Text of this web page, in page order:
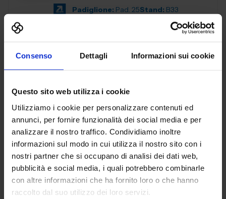
Consenso Dettagli Informazioni sui cookie
Questo sito web utilizza i cookie
Utilizziamo i cookie per personalizzare contenuti ed
annunci, per fornire funzionalità dei social media e per
analizzare il nostro traffico. Condividiamo inoltre
informazioni sul modo in cui utilizza il nostro sito con i
nostri partner che si occupano di analisi dei dati web,
pubblicità e social media, i quali potrebbero combinarle
con altre informazioni che ha fornito loro o che hanno
raccolto dal suo utilizzo dei loro servizi.
Padiglione: Pad. 25Stand: B33
AD Consulting S.p.A
SUBFORNITURA MECCANICA
Guidiamo le aziende nel processo di trasformazione
digitale, aprendo nuove possibilità e ridefinendo i confini
dell’innovazione. Mettiamo a tua disposizione oltre 20 anni
di esperienza nel sett...
Padiglione: Pad. 26Stand: